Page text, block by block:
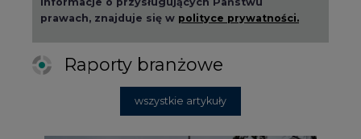
prawach, znajduje się w polityce prywatności.
Raporty branżowe
wszystkie artykuły